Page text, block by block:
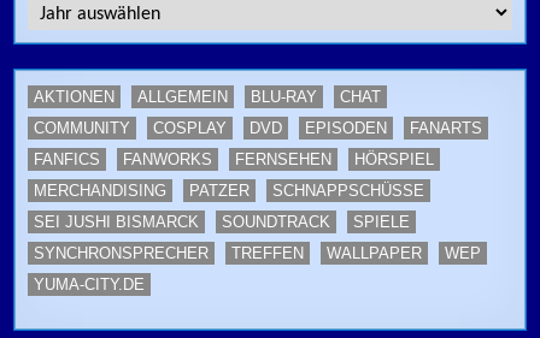
AKTIONEN ALLGEMEIN BLU-RAY
CHAT
COMMUNITY
COSPLAY DVD EPISODEN
FANARTS
FANFICS
FANWORKS FERNSEHEN
HÖRSPIEL
MERCHANDISING
PATZER
SCHNAPPSCHÜSSE
SEI JUSHI BISMARCK
SOUNDTRACK
SPIELE
SYNCHRONSPRECHER
TREFFEN WALLPAPER
WEP
YUMA-CITY.DE